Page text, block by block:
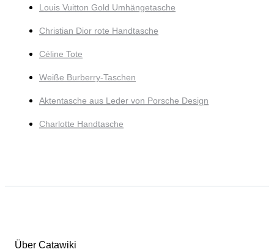
Louis Vuitton Gold Umhängetasche
Christian Dior rote Handtasche
Céline Tote
Weiße Burberry-Taschen
Aktentasche aus Leder von Porsche Design
Charlotte Handtasche
Über Catawiki